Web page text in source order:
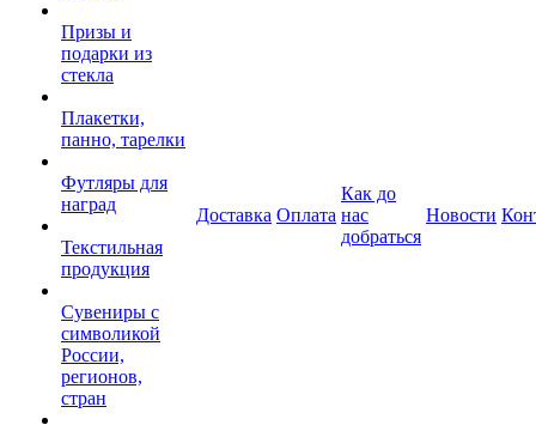
Призы и
подарки из
стекла
Плакетки,
панно, тарелки
Футляры для
наград
Текстильная
продукция
Сувениры с
символикой
России,
регионов,
стран
Доставка Оплата
Как до
нас
добраться
Новости